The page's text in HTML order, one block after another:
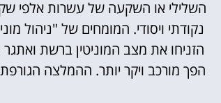
השלילי או השקעה של עשרות אלפי
נקודתי ויסודי. המומחים של "ניהול
הזניחו את מצב המוניטין ברשת
הפך מורכב ויקר יותר. ההמלצה